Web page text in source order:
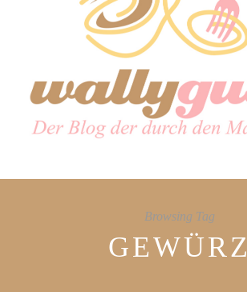
Browsing Tag
GEWÜRZ